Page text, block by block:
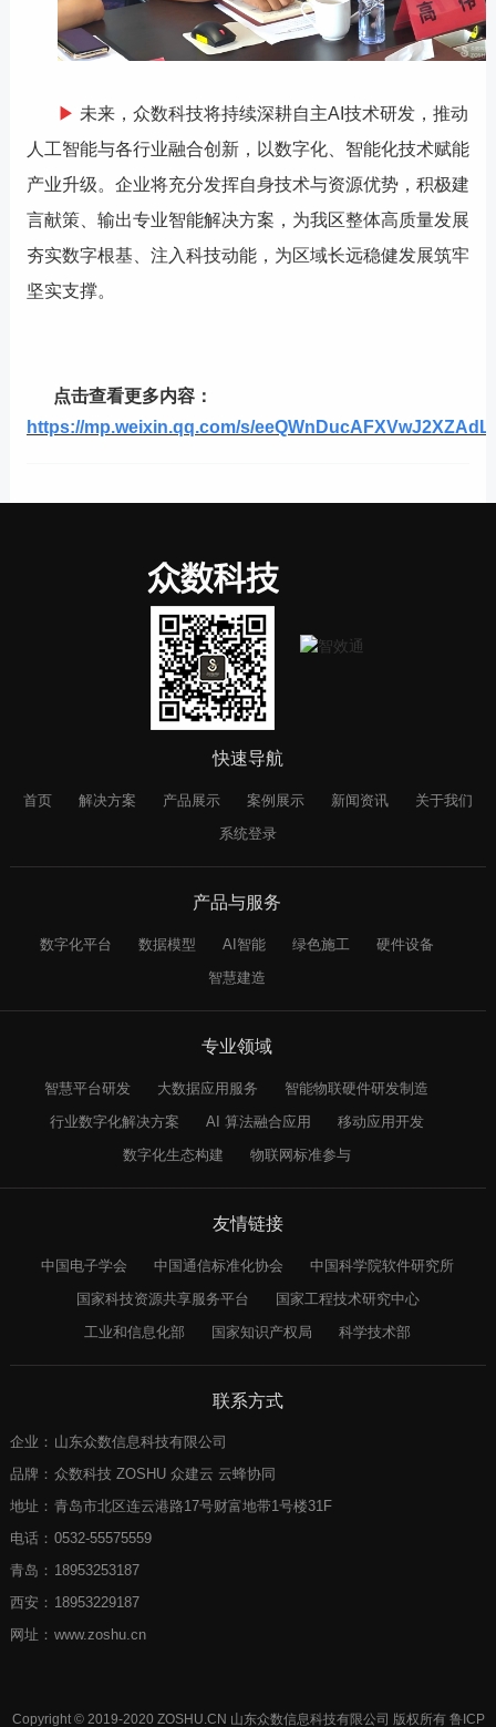
▶ 未来，众数科技将持续深耕自主AI技术研发，推动
人工智能与各行业融合创新，以数字化、智能化技术赋能
产业升级。企业将充分发挥自身技术与资源优势，积极建
言献策、输出专业智能解决方案，为我区整体高质量发展
夯实数字根基、注入科技动能，为区域长远稳健发展筑牢
坚实支撑。
点击查看更多内容：
https://mp.weixin.qq.com/s/
快速导航
首页 解决方案 产品展示 案例展示 新闻资讯
关于我们
系统登录
产品与服务
数字化平台 数据模型 AI智能 绿色施工
硬件设备
智慧建造
专业领域
智慧平台研发 大数据应用服务
智能物联硬件研发制造
行业数字化解决方案
AI 算法融合应用
移动应用开发
数字化生态构建
物联网标准参与
友情链接
中国电子学会 中国通信标准化协会
中国科学院软件研究所
国家科技资源共享服务平台
国家工程技术研究中心
工业和信息化部
国家知识产权局 科学技术部
联系方式
企业： 山东众数信息科技有限公司
品牌： 众数科技 ZOSHU 众建云 云蜂协同
地址： 青岛市北区连云港路17号财富地带1号楼31F
电话： 0532-55575559
青岛： 18953253187
西安： 18953229187
网址： www.zoshu.cn
Copyright © 2019-2020 ZOSHU.CN 山东众数信息科技有限公司 版权所有 鲁ICP